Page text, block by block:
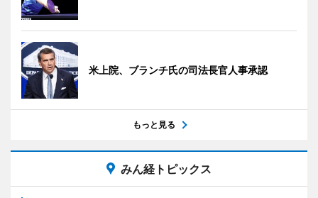
米上院、ブランチ氏の司法長官人事承認
もっと見る
みん経トピックス